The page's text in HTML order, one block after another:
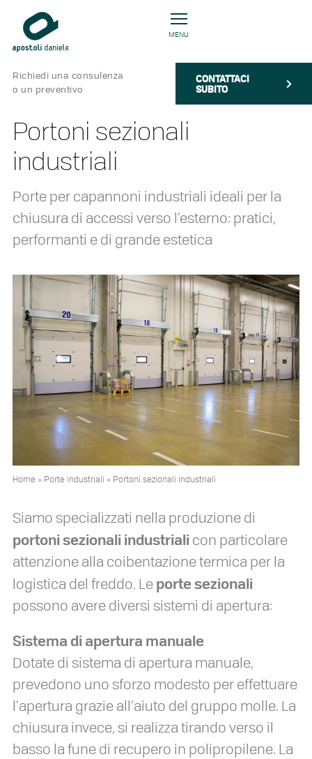
MENU
Richiedi una consulenza
o un preventivo
CONTATTACI
SUBITO
Portoni sezionali
industriali
Porte per capannoni industriali ideali per la
chiusura di accessi verso l’esterno: pratici,
performanti e di grande estetica
Home » Porte industriali » Portoni sezionali industriali
Siamo specializzati nella produzione di
portoni sezionali industriali con particolare
attenzione alla coibentazione termica per la
logistica del freddo. Leporte sezionali
possono avere diversi sistemi di apertura:
Sistema di apertura manuale
Dotate di sistema di apertura manuale,
prevedono uno sforzo modesto per effettuare
l’apertura grazie all’aiuto del gruppo molle. La
chiusura invece, si realizza tirando verso il
basso la fune di recupero in polipropilene. La